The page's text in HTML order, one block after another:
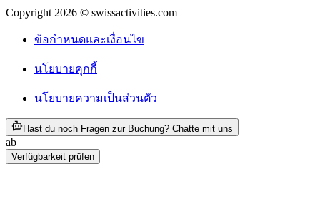
Copyright 2026 © swissactivities.com
ข้อกำหนดและเงื่อนไข
นโยบายคุกกี้
นโยบายความเป็นส่วนตัว
Hast du noch Fragen zur Buchung? Chatte mit uns
ab
Verfügbarkeit prüfen